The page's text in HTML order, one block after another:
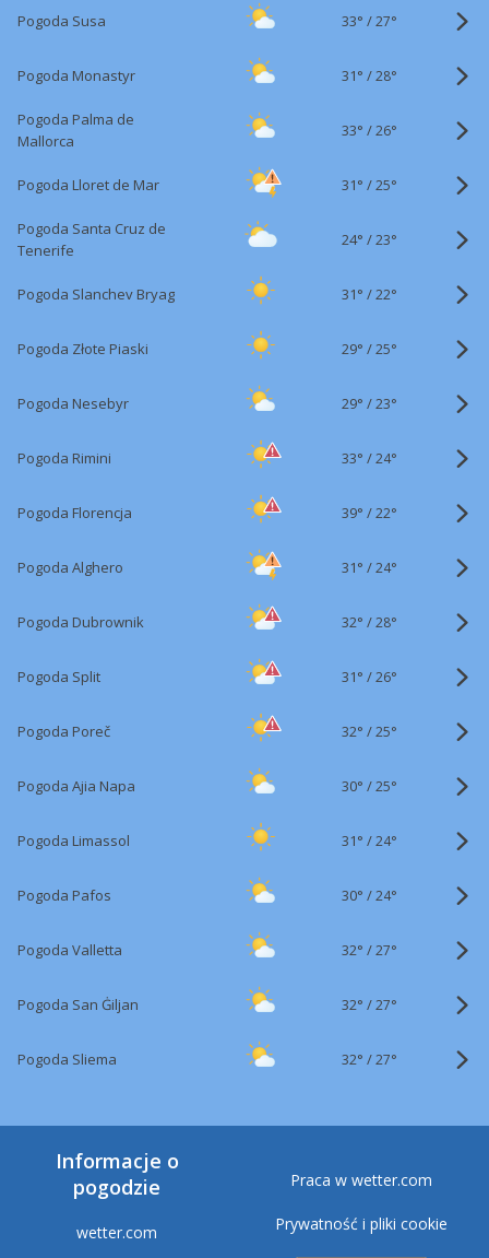
Pogoda Susa 33° /27°
Pogoda Monastyr 31° /28°
Pogoda Palma de
Mallorca
33° /26°
Pogoda Lloret de Mar 31° /25°
Pogoda Santa Cruz de
Tenerife
24° /23°
Pogoda Slanchev Bryag 31° /22°
Pogoda Złote Piaski 29° /25°
Pogoda Nesebyr 29° /23°
Pogoda Rimini 33° /24°
Pogoda Florencja 39° /22°
Pogoda Alghero 31° /24°
Pogoda Dubrownik 32° /28°
Pogoda Split 31° /26°
Pogoda Poreč 32° /25°
Pogoda Ajia Napa 30° /25°
Pogoda Limassol 31° /24°
Pogoda Pafos 30° /24°
Pogoda Valletta 32° /27°
Pogoda San Ġiljan 32° /27°
Pogoda Sliema 32° /27°
Informacje o
pogodzie
wetter.com
Praca w wetter.com
Prywatność i pliki cookie